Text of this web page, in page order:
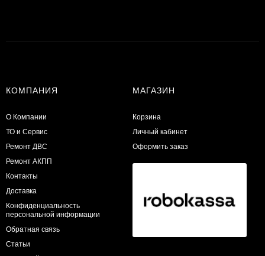
КОМПАНИЯ
О Компании
ТО и Сервис
​Ремонт ДВС
Ремонт АКПП
Контакты
Доставка
Конфиденциальность
персональной информации
Обратная связь
Статьи
МАГАЗИН
Корзина
Личный кабинет
Оформить заказ